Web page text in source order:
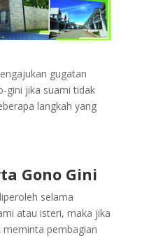
gugatan
gini jika suami tidak
langkah yang
Gono Gini
selama
atau isteri, maka jika
pembagian